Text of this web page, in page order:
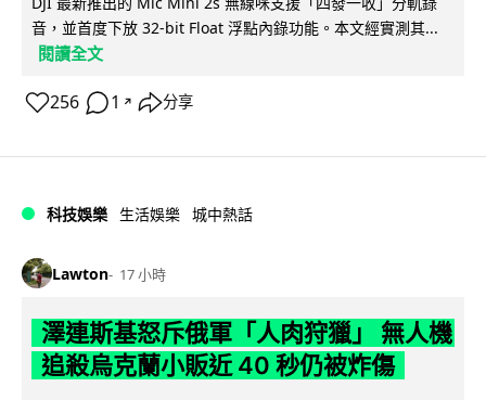
音，並首度下放 32-bit Float 浮點內錄功能。本文經實測其...
閱讀全文
256 1 ↗ 分享
科技娛樂 生活娛樂 城中熱話
Lawton 17 小時
澤連斯基怒斥俄軍「人肉狩獵」 無人機
追殺烏克蘭小販近 40 秒仍被炸傷